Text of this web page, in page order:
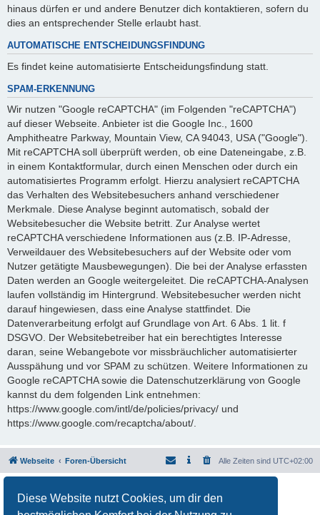
Diese Website nutzt Cookies, um dir den
hinaus dürfen er und andere Benutzer dich kontaktieren, sofern du
dies an entsprechender Stelle erlaubt hast.
AUTOMATISCHE ENTSCHEIDUNGSFINDUNG
Es findet keine automatisierte Entscheidungsfindung statt.
SPAM-ERKENNUNG
Wir nutzen "Google reCAPTCHA" (im Folgenden "reCAPTCHA")
auf dieser Webseite. Anbieter ist die Google Inc., 1600
Amphitheatre Parkway, Mountain View, CA 94043, USA ("Google").
Mit reCAPTCHA soll überprüft werden, ob eine Dateneingabe, z.B.
in einem Kontaktformular, durch einen Menschen oder durch ein
automatisiertes Programm erfolgt. Hierzu analysiert reCAPTCHA
das Verhalten des Websitebesuchers anhand verschiedener
Merkmale. Diese Analyse beginnt automatisch, sobald der
Websitebesucher die Website betritt. Zur Analyse wertet
reCAPTCHA verschiedene Informationen aus (z.B. IP-Adresse,
Verweildauer des Websitebesuchers auf der Website oder vom
Nutzer getätigte Mausbewegungen). Die bei der Analyse erfassten
Daten werden an Google weitergeleitet. Die reCAPTCHA-Analysen
laufen vollständig im Hintergrund. Websitebesucher werden nicht
darauf hingewiesen, dass eine Analyse stattfindet. Die
Datenverarbeitung erfolgt auf Grundlage von Art. 6 Abs. 1 lit. f
DSGVO. Der Websitebetreiber hat ein berechtigtes Interesse
daran, seine Webangebote vor missbräuchlicher automatisierter
Ausspähung und vor SPAM zu schützen. Weitere Informationen zu
Google reCAPTCHA sowie die Datenschutzerklärung von Google
kannst du dem folgenden Link entnehmen:
https://www.google.com/intl/de/policies/privacy/ und
https://www.google.com/recaptcha/about/.
Webseite Foren-Übersicht Alle Zeiten sind UTC+02:00
Deutsche Übersetzung durchphpBB.de
Datenschutz|Nutzungsbedingungen